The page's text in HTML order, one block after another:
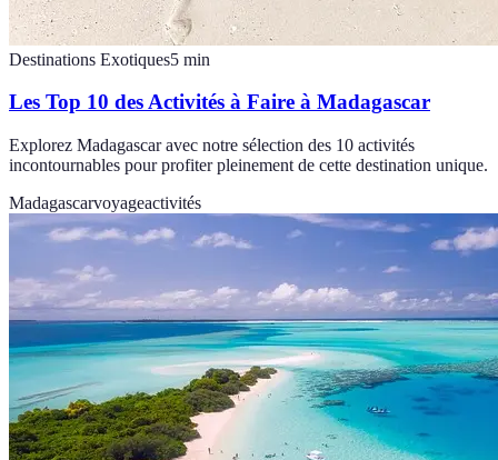
Destinations Exotiques5 min
Les Top 10 des Activités à Faire à Madagascar
Explorez Madagascar avec notre sélection des 10 activités
incontournables pour profiter pleinement de cette destination unique.
Madagascarvoyageactivités